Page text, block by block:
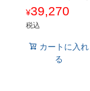
¥39,270
税込
カートに入れ
る